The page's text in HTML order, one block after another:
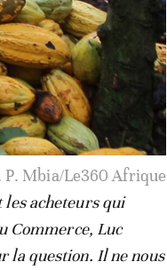
P. Mbia/Le360 Afrique
les acheteurs qui
Commerce, Luc
la question. Il ne nous